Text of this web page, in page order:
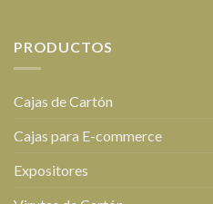
PRODUCTOS
Cajas de Cartón
Cajas para E-commerce
Expositores